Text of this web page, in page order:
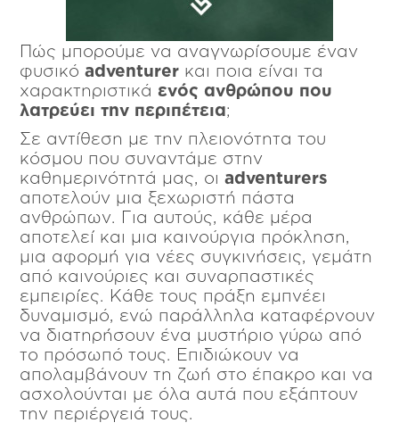
Πώς μπορούμε να αναγνωρίσουμε έναν
φυσικόadventurer και ποια είναι τα
χαρακτηριστικάενός ανθρώπου που
λατρεύει την περιπέτεια;
Σε αντίθεση με την πλειονότητα του
κόσμου που συναντάμε στην
καθημερινότητά μας, οιadventurers
αποτελούν μια ξεχωριστή πάστα
ανθρώπων. Για αυτούς, κάθε μέρα
αποτελεί και μια καινούργια πρόκληση,
μια αφορμή για νέες συγκινήσεις, γεμάτη
από καινούριες και συναρπαστικές
εμπειρίες. Κάθε τους πράξη εμπνέει
δυναμισμό, ενώ παράλληλα καταφέρνουν
να διατηρήσουν ένα μυστήριο γύρω από
το πρόσωπό τους. Επιδιώκουν να
απολαμβάνουν τη ζωή στο έπακρο και να
ασχολούνται με όλα αυτά που εξάπτουν
την περιέργειά τους.